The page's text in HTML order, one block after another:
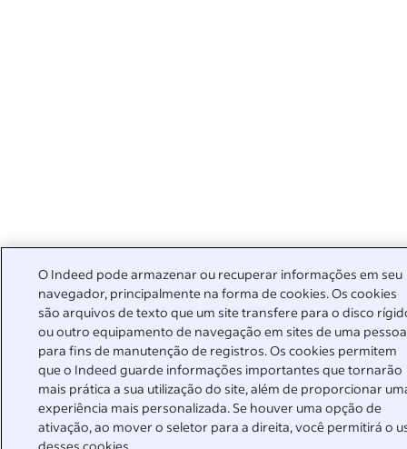
O Indeed pode armazenar ou recuperar informações em seu
navegador, principalmente na forma de cookies. Os cookies
são arquivos de texto que um site transfere para o disco
ou outro equipamento de navegação em sites de uma pessoa
para fins de manutenção de registros. Os cookies permitem
que o Indeed guarde informações importantes que tornarão
mais prática a sua utilização do site, além de proporcionar
experiência mais personalizada. Se houver uma opção de
ativação, ao mover o seletor para a direita, você permitirá o